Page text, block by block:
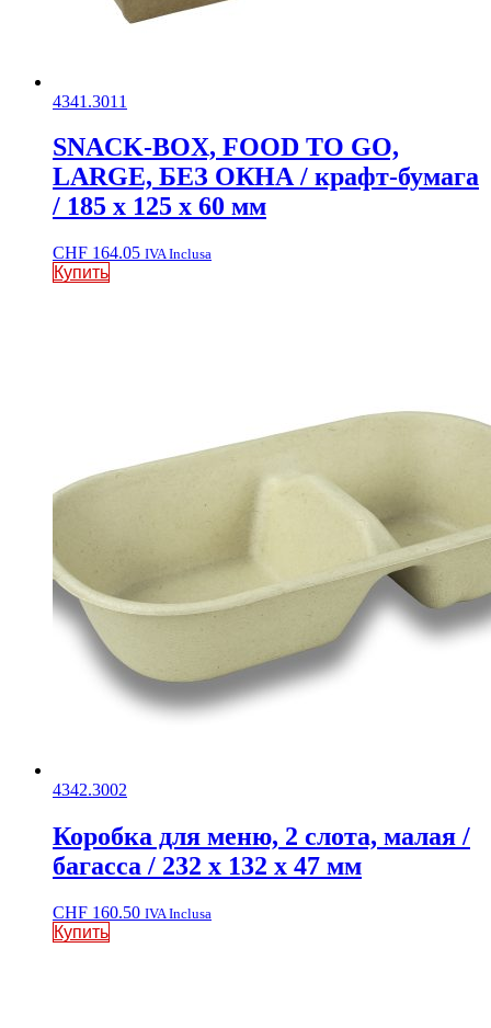
4341.3011
SNACK-BOX, FOOD TO GO,
LARGE, БЕЗ ОКНА / крафт-бумага
/ 185 x 125 x 60 мм
CHF 164.05 IVA Inclusa
Купить
4342.3002
Коробка для меню, 2 слота, малая /
багасса / 232 x 132 x 47 мм
CHF 160.50 IVA Inclusa
Купить